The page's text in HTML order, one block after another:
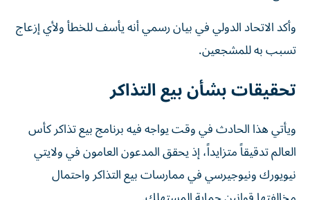
وأكد الاتحاد الدولي في بيان رسمي أنه يأسف للخطأ ولأي إزعاج
تسبب به للمشجعين.
تحقيقات بشأن بيع التذاكر
ويأتي هذا الحادث في وقت يواجه فيه برنامج بيع تذاكر كأس
العالم تدقيقاً متزايداً، إذ يحقق المدعون العامون في ولايتي
نيويورك ونيوجيرسي في ممارسات بيع التذاكر واحتمال